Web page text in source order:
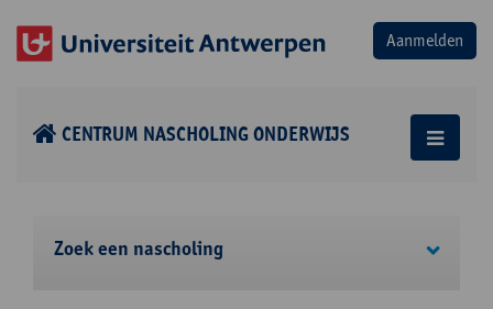
CENTRUM NASCHOLING ONDERWIJS
Zoek een nascholing